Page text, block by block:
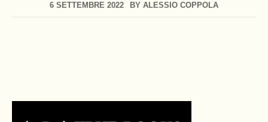
6 SETTEMBRE 2022 BY ALESSIO COPPOLA